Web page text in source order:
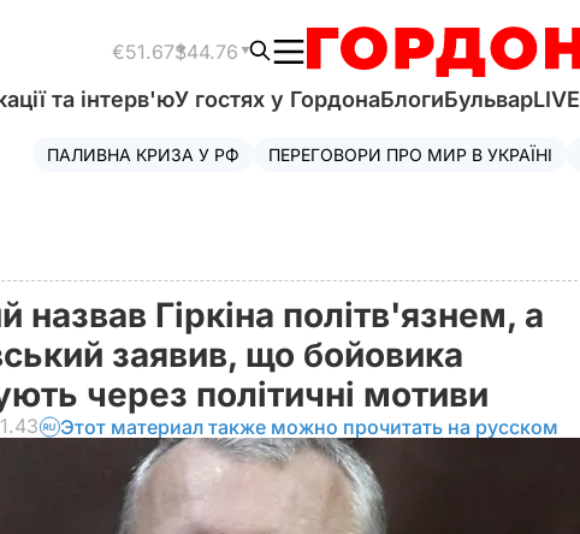
€51.67$44.76
та інтерв'юУ гостях у ГордонаБлогиБульварLIVE
ПАЛИВНА КРИЗА У РФ ПЕРЕГОВОРИ ПРО МИР В УКРАЇНІ
назвав Гіркіна політв'язнем, а
заявив, що бойовика
через політичні мотиви
Этот материал также можно прочитать на русском